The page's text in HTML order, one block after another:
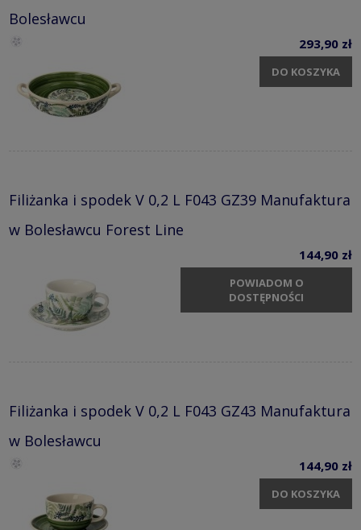
Bolesławcu
293,90 zł
DO KOSZYKA
Filiżanka i spodek V 0,2 L F043 GZ39 Manufaktura
w Bolesławcu Forest Line
144,90 zł
POWIADOM O
DOSTĘPNOŚCI
Filiżanka i spodek V 0,2 L F043 GZ43 Manufaktura
w Bolesławcu
144,90 zł
DO KOSZYKA